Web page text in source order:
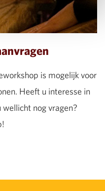
is mogelijk voor
Heeft u interesse in
nog vragen?